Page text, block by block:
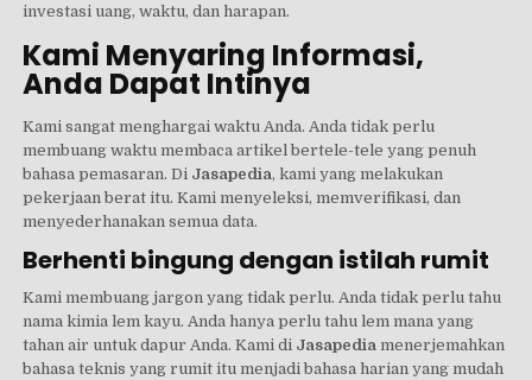
investasi uang, waktu, dan harapan.
Kami Menyaring Informasi,
Anda Dapat Intinya
Kami sangat menghargai waktu Anda. Anda tidak perlu
membuang waktu membaca artikel bertele-tele yang penuh
bahasa pemasaran. Di Jasapedia, kami yang melakukan
pekerjaan berat itu. Kami menyeleksi, memverifikasi, dan
menyederhanakan semua data.
Berhenti bingung dengan istilah rumit
Kami membuang jargon yang tidak perlu. Anda tidak perlu tahu
nama kimia lem kayu. Anda hanya perlu tahu lem mana yang
tahan air untuk dapur Anda. Kami di Jasapedia menerjemahkan
bahasa teknis yang rumit itu menjadi bahasa harian yang mudah